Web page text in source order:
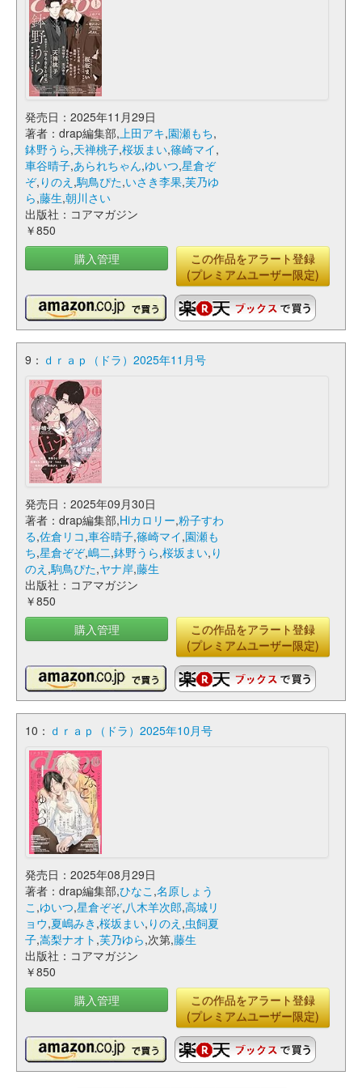
発売日：2025年11月29日
著者：drap編集部,上田アキ,園瀬もち,
鉢野うら,天禅桃子,桜坂まい,篠崎マイ,
車谷晴子,あられちゃん,ゆいつ,星倉ぞ
ぞ, りのえ ,駒鳥ぴた,いさき李果,芙乃ゆ
ら,藤生,朝川さい
出版社：コアマガジン
￥850
購入管理
この作品をアラート登録
(プレミアムユーザー限定)
9： ｄｒａｐ（ドラ）2025年11月号
発売日：2025年09月30日
著者：drap編集部,Hiカロリー,粉子すわ
る,佐倉リコ,車谷晴子,篠崎マイ,園瀬も
ち,星倉ぞぞ,嶋二,鉢野うら,桜坂まい, り
のえ ,駒鳥ぴた,ヤナ岸,藤生
出版社：コアマガジン
￥850
購入管理
この作品をアラート登録
(プレミアムユーザー限定)
10： ｄｒａｐ（ドラ）2025年10月号
発売日：2025年08月29日
著者：drap編集部,ひなこ ,名原しょう
こ ,ゆいつ,星倉ぞぞ,八木羊次郎,高城リ
ョウ,夏嶋みき ,桜坂まい, りのえ ,虫飼夏
子,嵩梨ナオト ,芙乃ゆら,次第,藤生
出版社：コアマガジン
￥850
購入管理
この作品をアラート登録
(プレミアムユーザー限定)